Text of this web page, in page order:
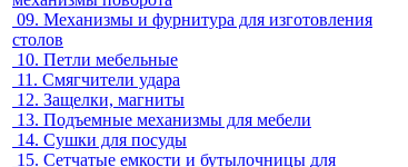
09. Механизмы и фурнитура для изготовления
столов
10. Петли мебельные
11. Смягчители удара
12. Защелки, магниты
13. Подъемные механизмы для мебели
14. Сушки для посуды
15. Сетчатые емкости и бутылочницы для